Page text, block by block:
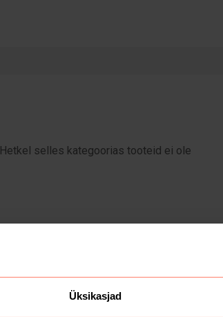
Üksikasjad
Hetkel selles kategoorias tooteid ei ole